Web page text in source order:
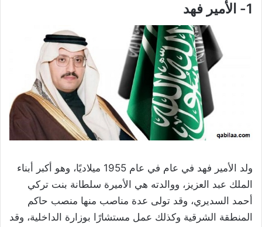
1- الأمير فهد
ولد الأمير فهد في عام في عام 1955 ميلاديًا، وهو أكبر أبناء
الملك عبد العزيز، ووالدته هي الأميرة سلطانة بنت تركي
أحمد السديري، وقد تولى عدة مناصب منها منصب حاكم
المنطقة الشرقية وكذلك عمل مستشارًا بوزارة الداخلية، وقد